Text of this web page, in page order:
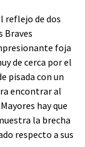
reflejo de dos
Braves
foja
de cerca por el
pisada con un
encontrar al
hay que
la brecha
respecto a sus